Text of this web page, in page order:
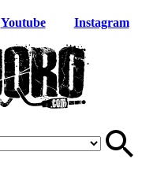
Youtube Instagram